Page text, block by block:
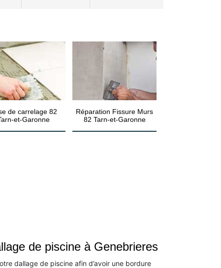
de carrelage 82
et-Garonne
Réparation Fissure Murs
82 Tarn-et-Garonne
de piscine à Genebrieres
dallage de piscine afin d’avoir une bordure